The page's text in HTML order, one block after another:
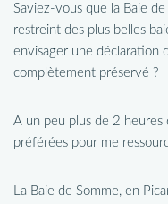
Saviez-vous que la Baie
restreint des plus belles
envisager une déclaration
complètement préservé ?
A un peu plus de 2 heures
préférées pour me
La Baie de Somme, en